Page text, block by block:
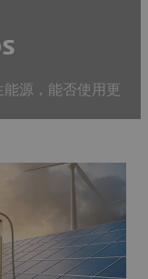
源，能否使用更